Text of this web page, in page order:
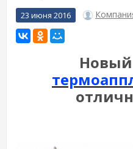
23 июня 2016